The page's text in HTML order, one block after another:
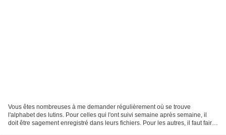
Vous êtes nombreuses à me demander régulièrement où se trouve
l'alphabet des lutins. Pour celles qui l'ont suivi semaine après semaine, il
doit être sagement enregistré dans leurs fichiers. Pour les autres, il faut faire